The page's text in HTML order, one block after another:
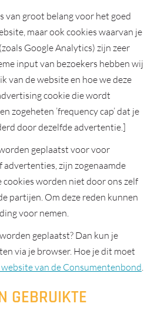
van groot belang voor het goed
maar ook cookies waarvan je
Google Analytics) zijn zeer
input van bezoekers hebben wij
van de website en hoe we deze
cookie die wordt
zogeheten ’frequency cap’ dat je
door dezelfde advertentie.]
worden geplaatst voor voor
zijn zogenaamde
cookies worden niet door ons zelf
partijen. Om deze reden kunnen
voor nemen.
geplaatst? Dan kun je
via je browser. Hoe je dit moet
van de Consumentenbond.
GEBRUIKTE